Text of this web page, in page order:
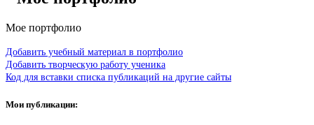
Мое портфолио
Добавить учебный материал в портфолио
Добавить творческую работу ученика
Код для вставки списка публикаций на другие сайты
Мои публикации: